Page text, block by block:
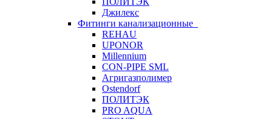
Джилекс
Фитинги канализационные
REHAU
UPONOR
Millennium
CON-PIPE SML
Агригазполимер
Ostendorf
ПОЛИТЭК
PRO AQUA